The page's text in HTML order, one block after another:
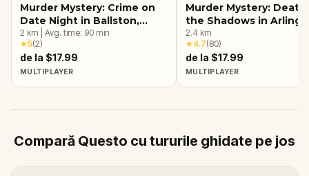
Murder Mystery: Crime on
Date Night in Ballston,
Arlington, VA
2 km Avg. time: 90 min
★5(2)
de la $17.99
MULTIPLAYER
Murder Mystery: Death
the Shadows in
VA
2.4 km
★4.7(80)
de la $17.99
MULTIPLAYER
Compară Questo cu tururile ghidate pe jos